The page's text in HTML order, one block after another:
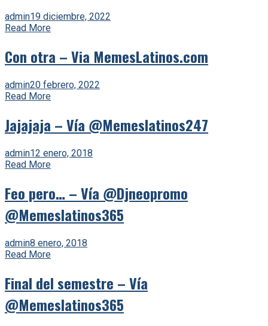
admin19 diciembre, 2022
Read More
Con otra – Via MemesLatinos.com
admin20 febrero, 2022
Read More
Jajajaja – Vía @Memeslatinos247
admin12 enero, 2018
Read More
Feo pero… – Vía @Djneopromo
@Memeslatinos365
admin8 enero, 2018
Read More
Final del semestre – Vía
@Memeslatinos365